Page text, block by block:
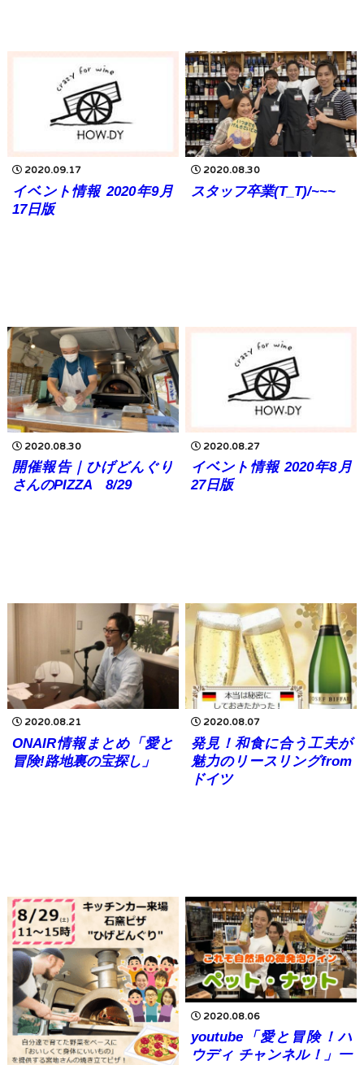
2020.09.17
イベント情報 2020年9月
17日版
2020.08.30
スタッフ卒業(T_T)/~~~
2020.08.30
開催報告｜ひげどんぐり
さんのPIZZA 8/29
2020.08.27
イベント情報 2020年8月
27日版
2020.08.21
ONAIR情報まとめ「愛と
冒険!路地裏の宝探し」
2020.08.07
発見！和食に合う工夫が
魅力のリースリングfrom
ドイツ
2020.08.06
youtube「愛と冒険！ハ
ウディ チャンネル！」一